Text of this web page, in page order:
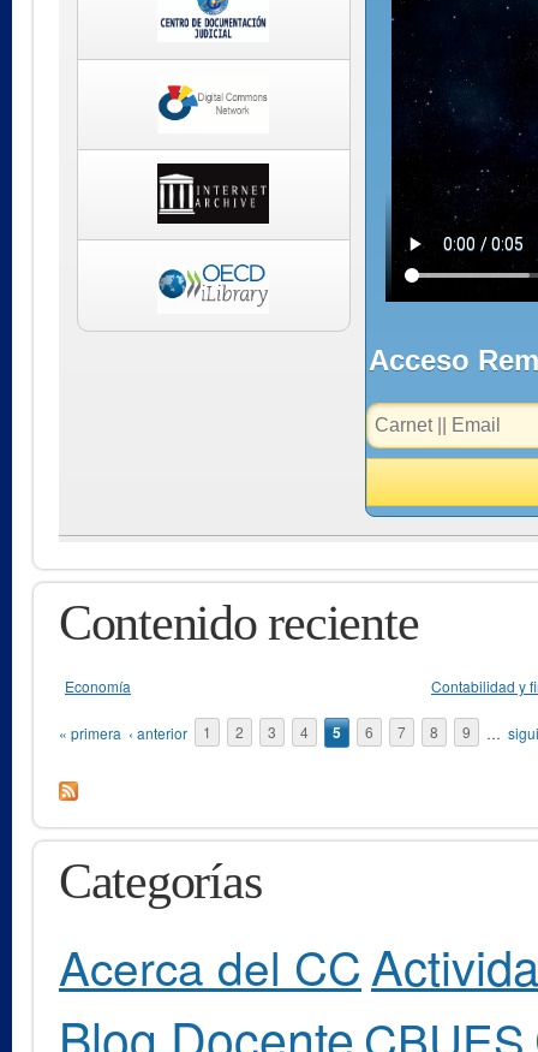
Contenido reciente
Economía Contabilidad y
Páginas
« primera ‹ anterior 1 2 3 4 5 6 7 8 9 …
Categorías
Acerca del CC
Blog Docente